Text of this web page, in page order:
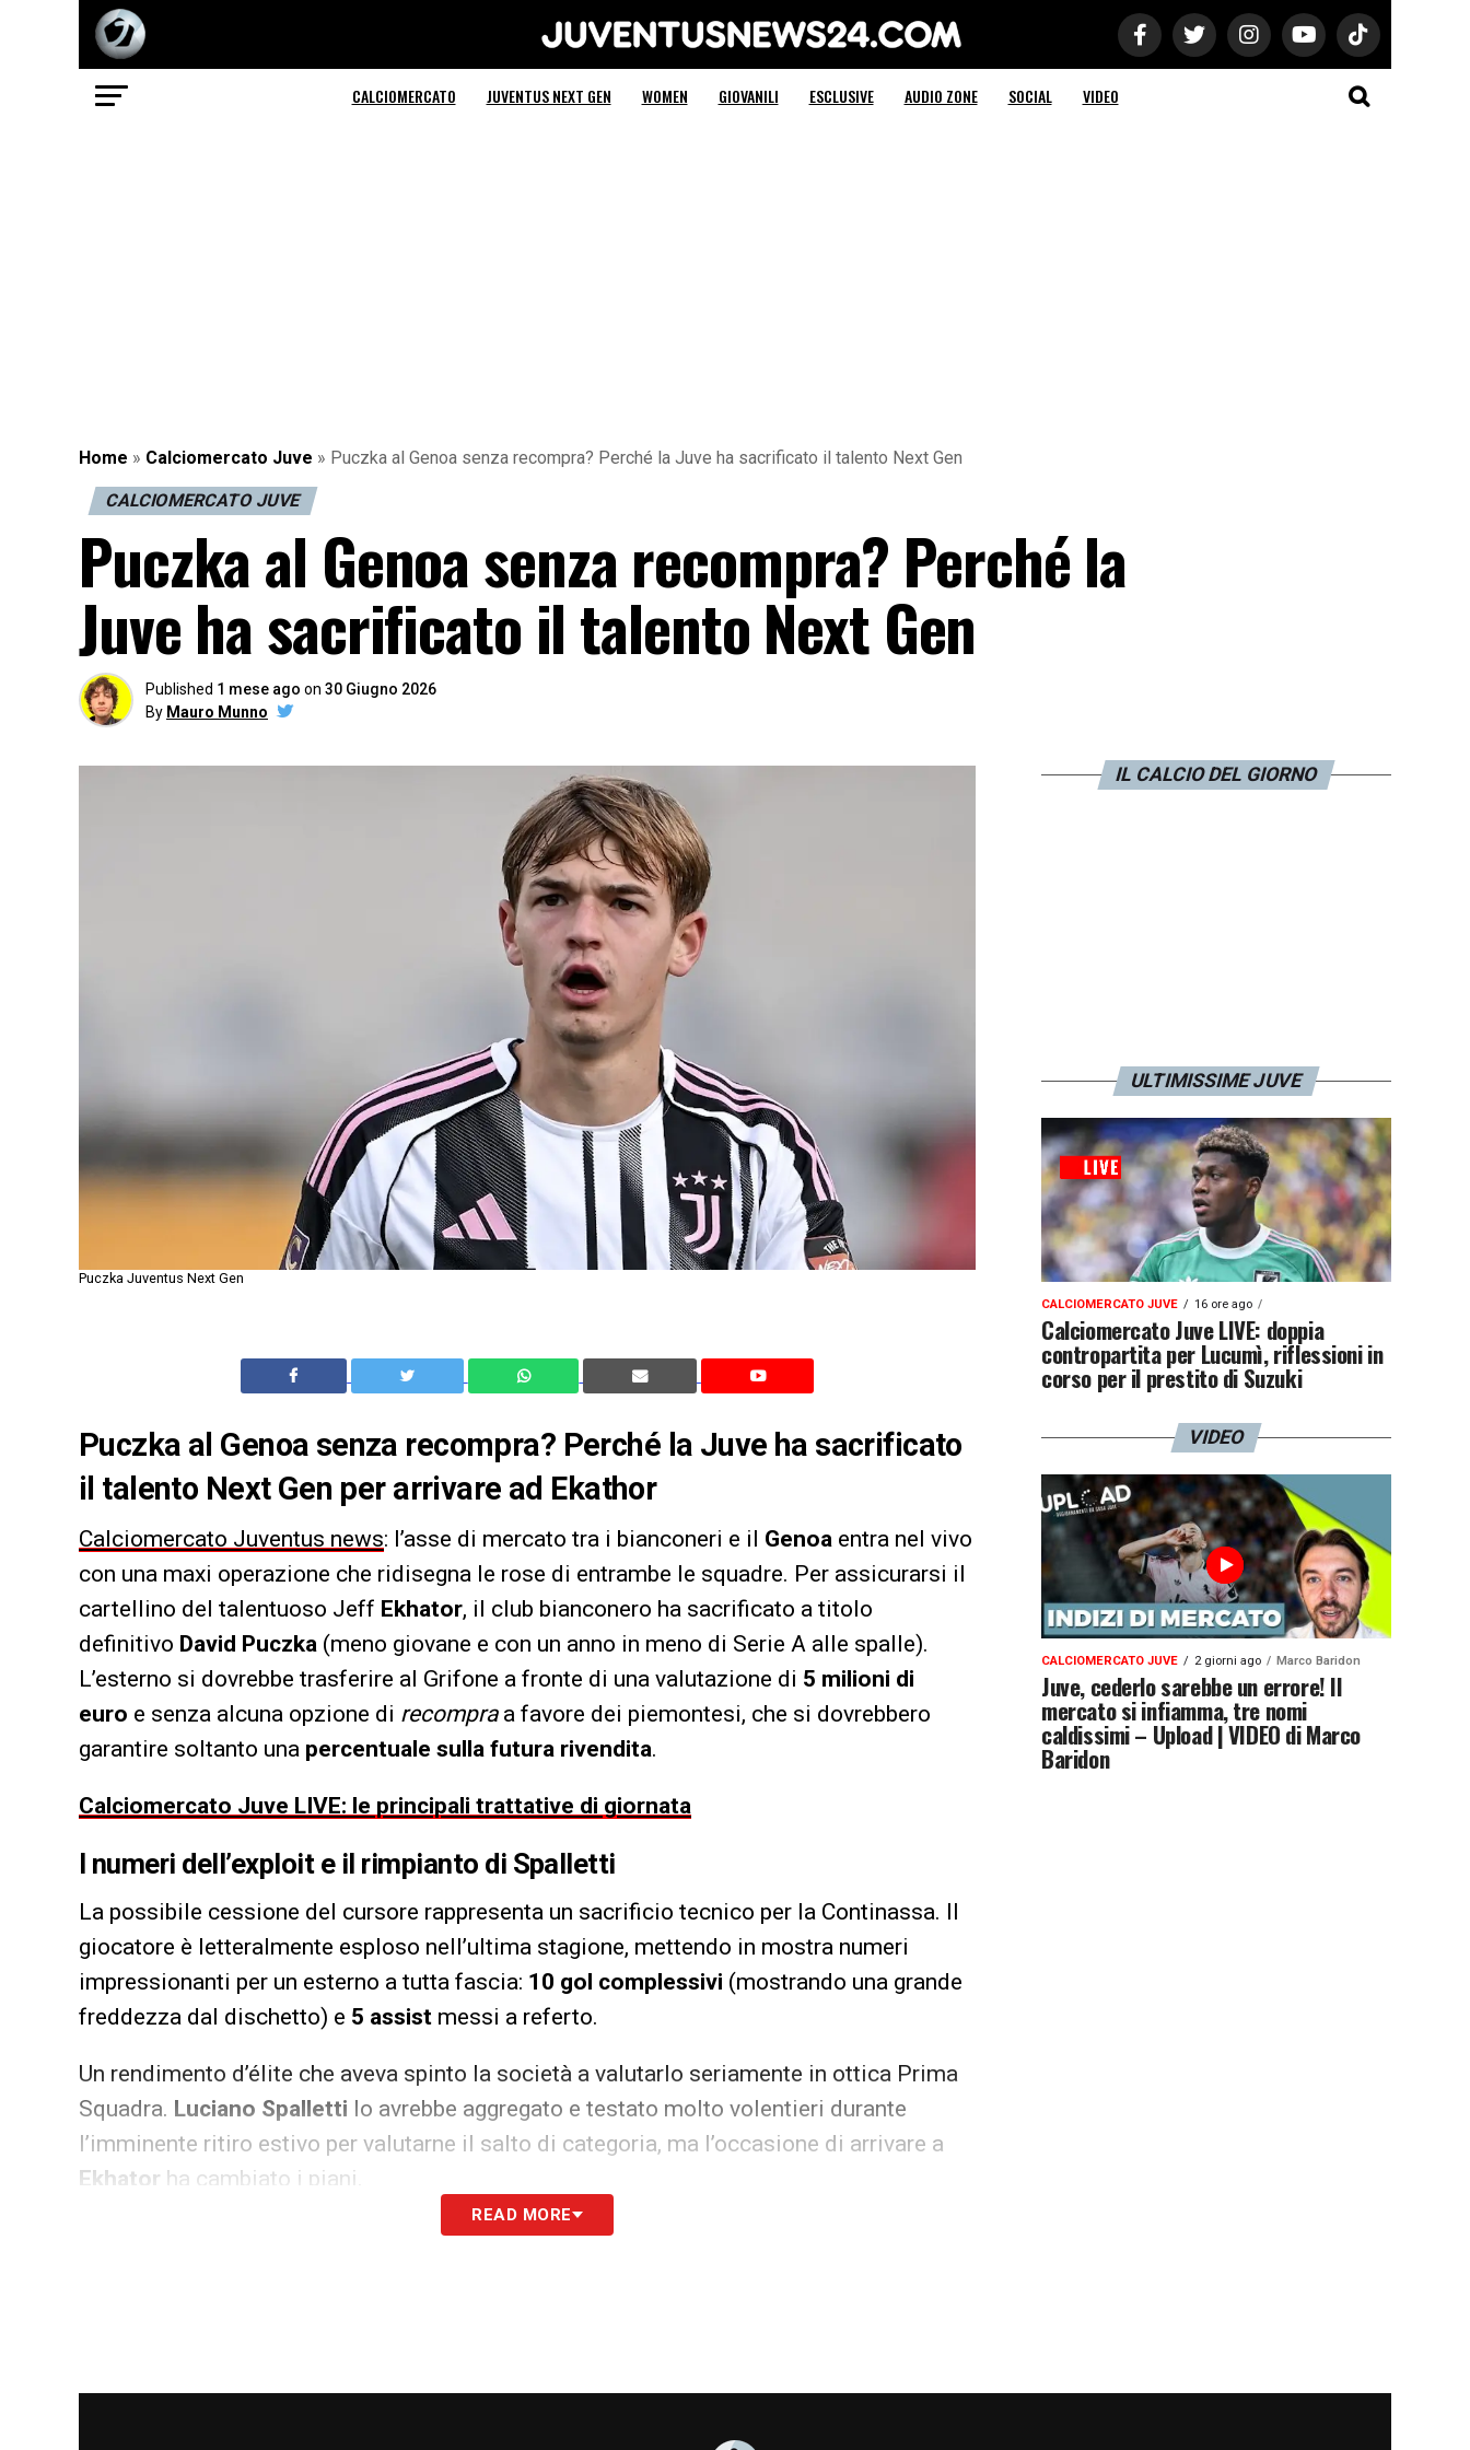
Juventus News 24
CALCIOMERCATO JUVENTUS NEXT GEN WOMEN GIOVANILI ESCLUSIVE AUDIO ZONE SOCIAL VIDEO
Home » Calciomercato Juve » Puczka al Genoa senza recompra? Perché la Juve ha sacrificato il talento Next Gen
CALCIOMERCATO JUVE
Puczka al Genoa senza recompra? Perché la
Juve ha sacrificato il talento Next Gen
Published 1 mese ago on 30 Giugno 2026
By Mauro Munno
Puczka Juventus Next Gen
Puczka al Genoa senza recompra? Perché la Juve ha sacrificato
il talento Next Gen per arrivare ad Ekathor
Calciomercato Juventus news: l’asse di mercato tra i bianconeri e il Genoa entra nel vivo
con una maxi operazione che ridisegna le rose di entrambe le squadre. Per assicurarsi il
cartellino del talentuoso Jeff Ekhator, il club bianconero ha sacrificato a titolo
definitivo David Puczka (meno giovane e con un anno in meno di Serie A alle spalle).
L’esterno si dovrebbe trasferire al Grifone a fronte di una valutazione di 5 milioni di
euro e senza alcuna opzione di recompraa favore dei piemontesi, che si dovrebbero
garantire soltanto una percentuale sulla futura rivendita.
Calciomercato Juve LIVE: le principali trattative di giornata
I numeri dell’exploit e il rimpianto di Spalletti
La possibile cessione del cursore rappresenta un sacrificio tecnico per la Continassa. Il
giocatore è letteralmente esploso nell’ultima stagione, mettendo in mostra numeri
impressionanti per un esterno a tutta fascia: 10 gol complessivi (mostrando una grande
freddezza dal dischetto) e 5 assist messi a referto.
Un rendimento d’élite che aveva spinto la società a valutarlo seriamente in ottica Prima
Squadra. Luciano Spalletti lo avrebbe aggregato e testato molto volentieri durante
l’imminente ritiro estivo per valutarne il salto di categoria, ma l’occasione di arrivare a
Ekhator ha cambiato i piani.
lo stesso Andrea Cambiaso resta oggetto di forti valutazioni di mercato. Giovanni
READ MORE
IL CALCIO DEL GIORNO
ULTIMISSIME JUVE
CALCIOMERCATO JUVE 16 ore ago
Calciomercato Juve LIVE: doppia
contropartita per Lucumì, riflessioni in
corso per il prestito di Suzuki
VIDEO
CALCIOMERCATO JUVE 2 giorni ago Marco Baridon
Juve, cederlo sarebbe un errore! Il
mercato si infiamma, tre nomi
caldissimi – Upload | VIDEO di Marco
Baridon